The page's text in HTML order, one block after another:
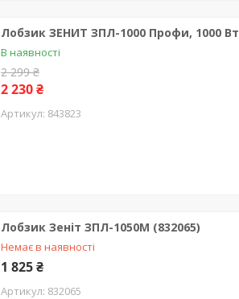
Лобзик ЗЕНИТ ЗПЛ-1000 Профи, 1000 Вт
В наявності
2 299 ₴
2 230 ₴
843823
Лобзик Зеніт ЗПЛ-1050М (832065)
Немає в наявності
1 825 ₴
832065